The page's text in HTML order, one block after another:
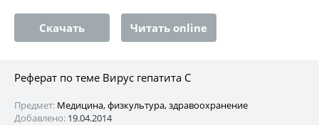
Скачать Читать online
Реферат по теме Вирус гепатита С
Предмет: Медицина, физкультура, здравоохранение
Добавлено: 19.04.2014